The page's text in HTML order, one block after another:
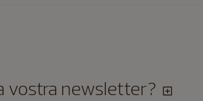
vostra newsletter?